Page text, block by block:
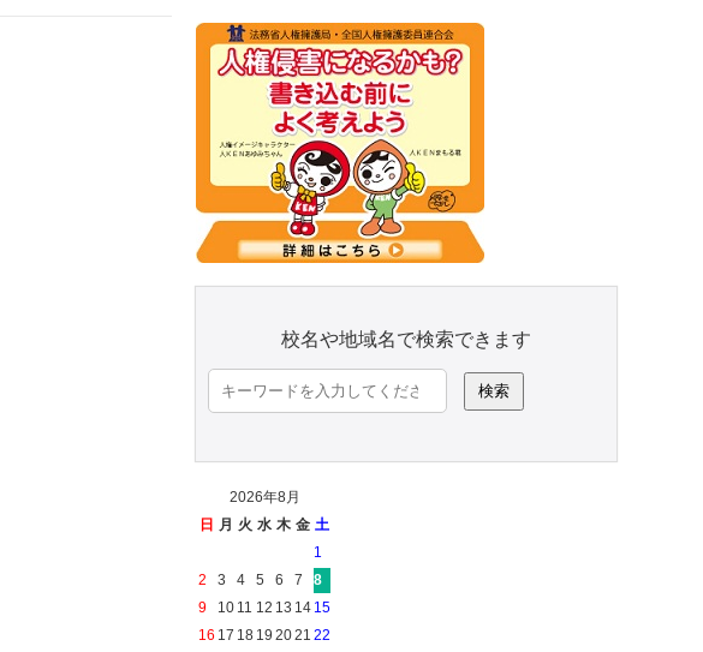
校名や地域名で検索できます
検
索:
2026年8月
日 月 火 水 木 金 土
1
2
3 4 5 6 7
8
9
10 11 12 13 14 15
16 17 18 19 2021 22